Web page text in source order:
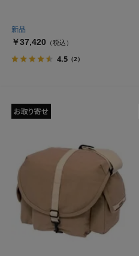
新品
￥37,420 （税込）
4.5 （2）